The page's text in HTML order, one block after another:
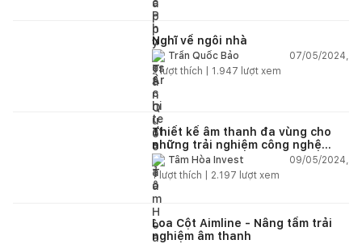
Nghĩ về ngôi nhà
Trần Quốc Bảo
07/05/2024,
2lượt thích | 1.947 lượt xem
Thiết kế âm thanh đa vùng cho
những trải nghiệm công nghệ
thông minh
Tâm Hòa Invest
09/05/2024,
1lượt thích | 2.197 lượt xem
Loa Cột Aimline - Nâng tầm trải
nghiệm âm thanh